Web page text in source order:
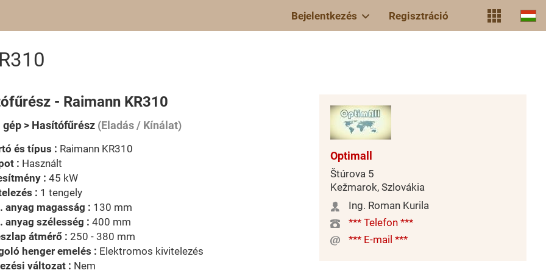
Bejelentkezés Regisztráció
- Raimann KR310
gép > Hasítófűrész (Eladás / Kínálat)
és típus : Raimann KR310
: Használt
: 45 kW
: 1 tengely
anyag magasság : 130 mm
anyag szélesség : 400 mm
átmérő : 250 - 380 mm
henger emelés : Elektromos kivitelezés
változat : Nem
Optimall
Štúrova 5
Kežmarok, Szlovákia
Ing. Roman Kurila
*** Telefon ***
*** E-mail ***